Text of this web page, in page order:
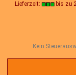
Lieferzeit: bis zu
Kein